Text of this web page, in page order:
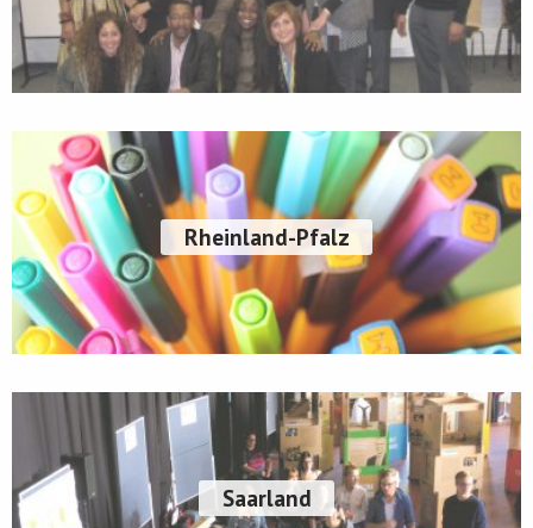
Rheinland-Pfalz
Saarland